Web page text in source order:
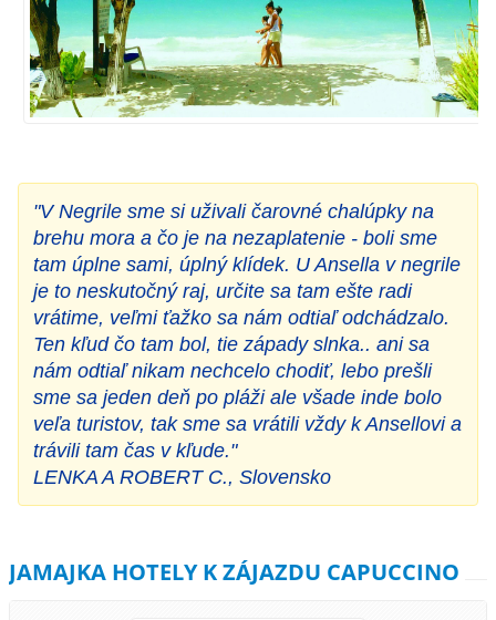
"V Negrile sme si uživali čarovné chalúpky na
brehu mora a čo je na nezaplatenie - boli sme
tam úplne sami, úplný klídek. U Ansella v negrile
je to neskutočný raj, určite sa tam ešte radi
vrátime, veľmi ťažko sa nám odtiaľ odchádzalo.
Ten kľud čo tam bol, tie západy slnka.. ani sa
nám odtiaľ nikam nechcelo chodiť, lebo prešli
sme sa jeden deň po pláži ale všade inde bolo
veľa turistov, tak sme sa vrátili vždy k Ansellovi a
trávili tam čas v kľude."
LENKA A ROBERT C., Slovensko
JAMAJKA HOTELY K ZÁJAZDU CAPUCCINO